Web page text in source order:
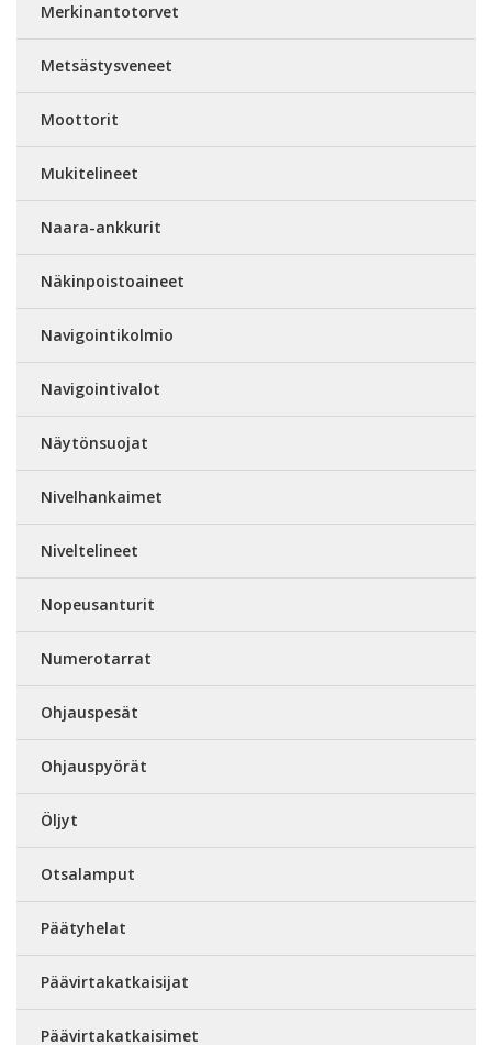
Merkinantotorvet
Metsästysveneet
Moottorit
Mukitelineet
Naara-ankkurit
Näkinpoistoaineet
Navigointikolmio
Navigointivalot
Näytönsuojat
Nivelhankaimet
Niveltelineet
Nopeusanturit
Numerotarrat
Ohjauspesät
Ohjauspyörät
Öljyt
Otsalamput
Päätyhelat
Päävirtakatkaisijat
Päävirtakatkaisimet